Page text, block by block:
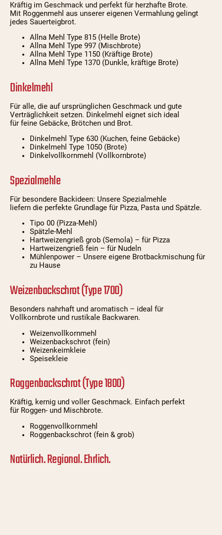
Kräftig im Geschmack und perfekt für herzhafte Brote.
Mit Roggenmehl aus unserer eigenen Vermahlung gelingt
jedes Sauerteigbrot.
Allna Mehl Type 815 (Helle Brote)
Allna Mehl Type 997 (Mischbrote)
Allna Mehl Type 1150 (Kräftige Brote)
Allna Mehl Type 1370 (Dunkle, kräftige Brote)
Dinkelmehl
Für alle, die auf ursprünglichen Geschmack und gute
Verträglichkeit setzen. Dinkelmehl eignet sich ideal
für feine Gebäcke, Brötchen und Brot.
Dinkelmehl Type 630 (Kuchen, feine Gebäcke)
Dinkelmehl Type 1050 (Brote)
Dinkelvollkornmehl (Vollkornbrote)
Spezialmehle
Für besondere Backideen: Unsere Spezialmehle
liefern die perfekte Grundlage für Pizza, Pasta und Spätzle.
Tipo 00 (Pizza-Mehl)
Spätzle-Mehl
Hartweizengrieß grob (Semola) – für Pizza
Hartweizengrieß fein – für Nudeln
Mühlenpower – Unsere eigene Brotbackmischung für
zu Hause
Weizenbackschrot (Type 1700)
Besonders nahrhaft und aromatisch – ideal für
Vollkornbrote und rustikale Backwaren.
Weizenvollkornmehl
Weizenbackschrot (fein)
Weizenkeimkleie
Speisekleie
Roggenbackschrot (Type 1800)
Kräftig, kernig und voller Geschmack. Einfach perfekt
für Roggen- und Mischbrote.
Roggenvollkornmehl
Roggenbackschrot (fein & grob)
Natürlich. Regional. Ehrlich.